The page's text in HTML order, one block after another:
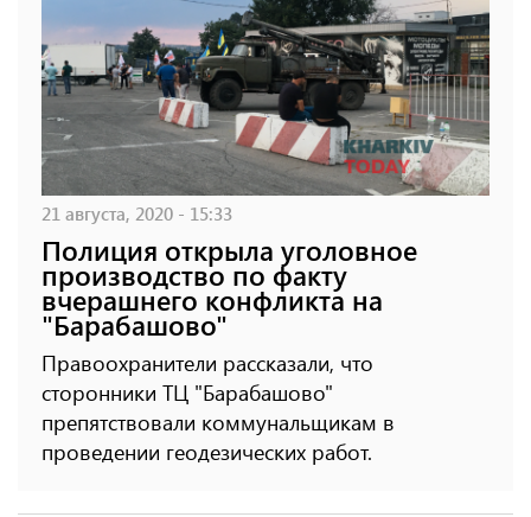
21 августа, 2020 - 15:33
Полиция открыла уголовное
производство по факту
вчерашнего конфликта на
"Барабашово"
Правоохранители рассказали, что
сторонники ТЦ "Барабашово"
препятствовали коммунальщикам в
проведении геодезических работ.